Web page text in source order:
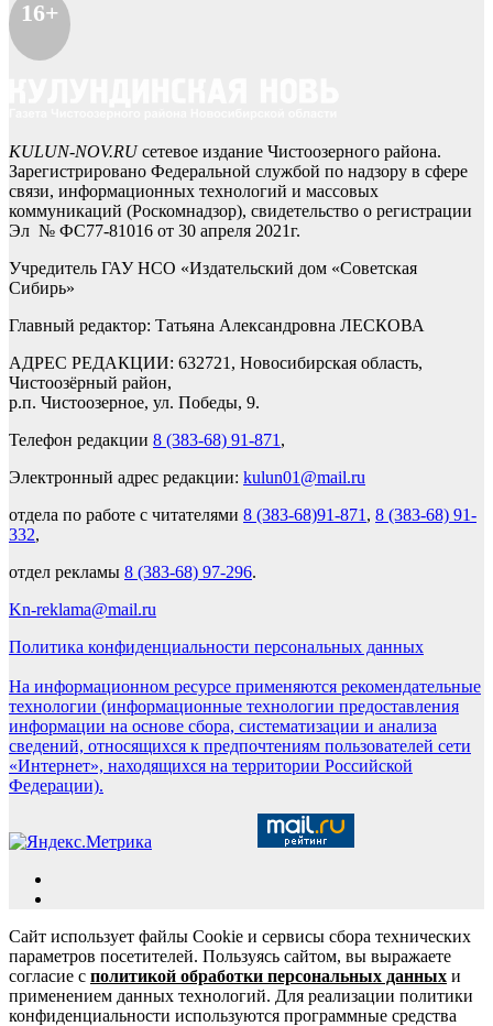
16+
KULUN-NOV.RUсетевое издание Чистоозерного района.
Зарегистрировано Федеральной службой по надзору в сфере
связи, информационных технологий и массовых
коммуникаций (Роскомнадзор), свидетельство о регистрации
Эл № ФС77-81016 от 30 апреля 2021г.
Учредитель ГАУ НСО «Издательский дом «Советская
Сибирь»
Главный редактор: Татьяна Александровна ЛЕСКОВА
АДРЕС РЕДАКЦИИ: 632721, Новосибирская область,
Чистоозёрный район,
р.п. Чистоозерное, ул. Победы, 9.
Телефон редакции 8 (383-68) 91-871 ,
Электронный адрес редакции: kulun01@mail.ru
отдела по работе с читателями 8 (383-68)91-871 , 8 (383-68) 91-
332,
отдел рекламы 8 (383-68) 97-296.
Kn-reklama@mail.ru
Политика конфиденциальности персональных данных
На информационном ресурсе применяются рекомендательные
технологии (информационные технологии предоставления
информации на основе сбора, систематизации и анализа
сведений, относящихся к предпочтениям пользователей сети
«Интернет», находящихся на территории Российской
Федерации).
Сайт использует файлы Cookie и сервисы сбора технических
параметров посетителей. Пользуясь сайтом, вы выражаете
согласие с политикой обработки персональных данных и
применением данных технологий. Для реализации политики
конфиденциальности используются программные средства